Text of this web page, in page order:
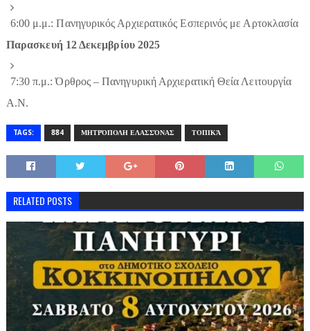
6:00 μ.μ.: Πανηγυρικός Αρχιερατικός Εσπερινός με Αρτοκλασία
Παρασκευή 12 Δεκεμβρίου 2025
7:30 π.μ.: Όρθρος – Πανηγυρική Αρχιερατική Θεία Λειτουργία
Α.Ν.
TAGS: 884 ΜΗΤΡΌΠΟΛΗ ΕΛΑΣΣΌΝΑΣ ΤΟΠΙΚΆ
RELATED POSTS